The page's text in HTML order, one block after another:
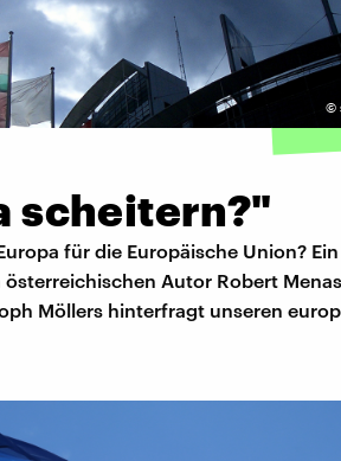
©
scheitern?"
für die Europäische Union?
Autor Robert
Möllers hinterfragt unseren